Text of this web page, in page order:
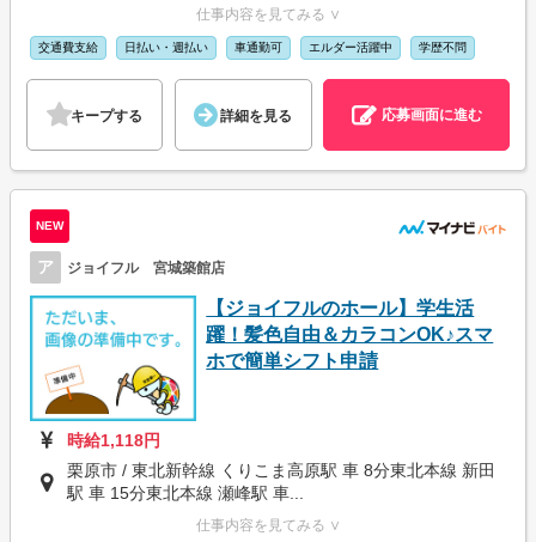
仕事内容を見てみる ∨
交通費支給 日払い・週払い 車通勤可 エルダー活躍中 学歴不問
キープする 詳細を見る 応募画面に進む
NEW
ア ジョイフル 宮城築館店
【ジョイフルのホール】学生活
躍！髪色自由＆カラコンOK♪スマ
ホで簡単シフト申請
時給1,118円
栗原市 / 東北新幹線 くりこま高原駅 車 8分東北本線 新田
駅 車 15分東北本線 瀬峰駅 車...
仕事内容を見てみる ∨